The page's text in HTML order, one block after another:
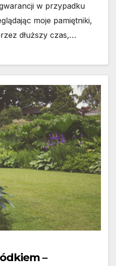
w przypadku
moje pamiętniki,
dłuższy czas,…
–